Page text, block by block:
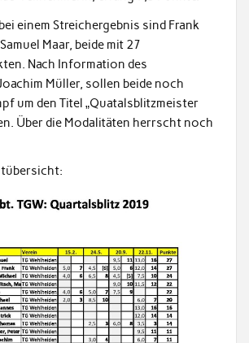
einem Streichergebnis sind Frank
Maar, beide mit 27
Nach Information des
Müller, sollen beide noch
um den Titel „Quatalsblitzmeister
Über die Modalitäten herrscht noch